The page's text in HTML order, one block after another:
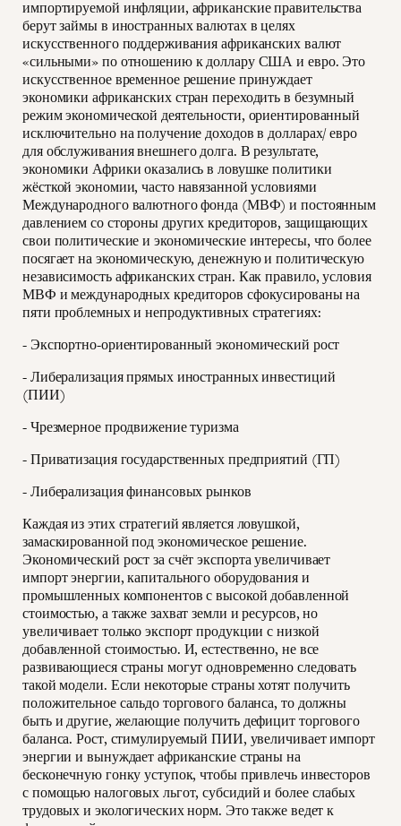
импортируемой инфляции, африканские правительства
берут займы в иностранных валютах в целях
искусственного поддерживания африканских валют
«сильными» по отношению к доллару США и евро. Это
искусственное временное решение принуждает
экономики африканских стран переходить в безумный
режим экономической деятельности, ориентированный
исключительно на получение доходов в долларах/ евро
для обслуживания внешнего долга. В результате,
экономики Африки оказались в ловушке политики
жёсткой экономии, часто навязанной условиями
Международного валютного фонда (МВФ) и постоянным
давлением со стороны других кредиторов, защищающих
свои политические и экономические интересы, что более
посягает на экономическую, денежную и политическую
независимость африканских стран. Как правило, условия
МВФ и международных кредиторов сфокусированы на
пяти проблемных и непродуктивных стратегиях:
- Экспортно-ориентированный экономический рост
- Либерализация прямых иностранных инвестиций
(ПИИ)
- Чрезмерное продвижение туризма
- Приватизация государственных предприятий (ГП)
- Либерализация финансовых рынков
Каждая из этих стратегий является ловушкой,
замаскированной под экономическое решение.
Экономический рост за счёт экспорта увеличивает
импорт энергии, капитального оборудования и
промышленных компонентов с высокой добавленной
стоимостью, а также захват земли и ресурсов, но
увеличивает только экспорт продукции с низкой
добавленной стоимостью. И, естественно, не все
развивающиеся страны могут одновременно следовать
такой модели. Если некоторые страны хотят получить
положительное сальдо торгового баланса, то должны
быть и другие, желающие получить дефицит торгового
баланса. Рост, стимулируемый ПИИ, увеличивает импорт
энергии и вынуждает африканские страны на
бесконечную гонку уступок, чтобы привлечь инвесторов
с помощью налоговых льгот, субсидий и более слабых
трудовых и экологических норм. Это также ведет к